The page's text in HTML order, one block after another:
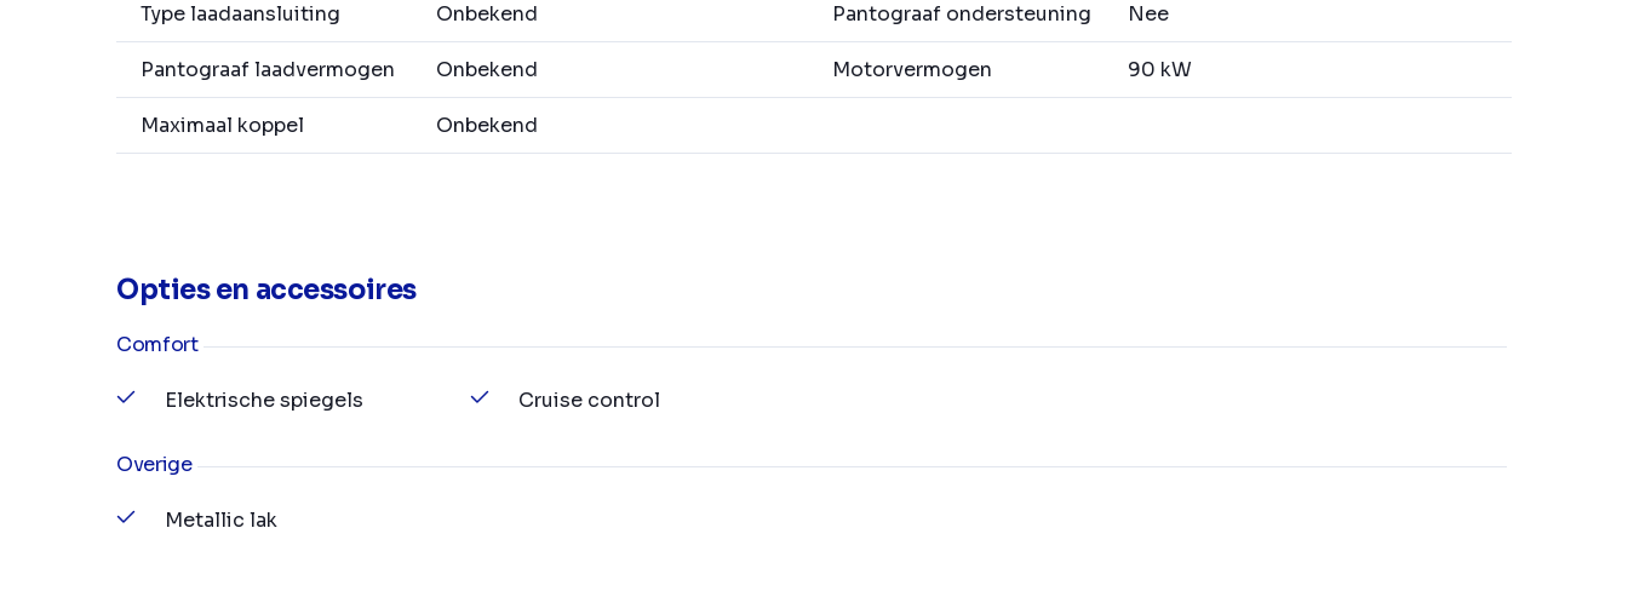
Type laadaansluiting Onbekend Pantograaf ondersteuning Nee
Pantograaf laadvermogen Onbekend Motorvermogen 90 kW
Maximaal koppel Onbekend
Opties en accessoires
Comfort
Elektrische spiegels Cruise control
Overige
Metallic lak